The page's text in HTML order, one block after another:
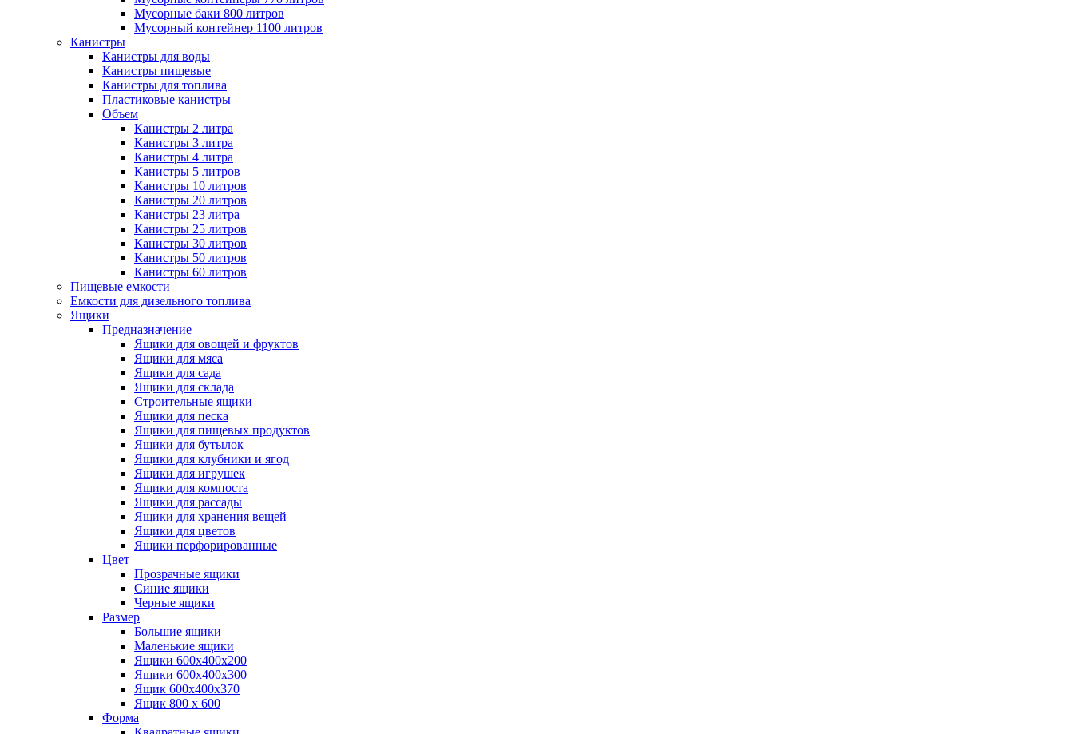
Мусорные баки 800 литров
Мусорный контейнер 1100 литров
Канистры
Канистры для воды
Канистры пищевые
Канистры для топлива
Пластиковые канистры
Объем
Канистры 2 литра
Канистры 3 литра
Канистры 4 литра
Канистры 5 литров
Канистры 10 литров
Канистры 20 литров
Канистры 23 литра
Канистры 25 литров
Канистры 30 литров
Канистры 50 литров
Канистры 60 литров
Пищевые емкости
Емкости для дизельного топлива
Ящики
Предназначение
Ящики для овощей и фруктов
Ящики для мяса
Ящики для сада
Ящики для склада
Строительные ящики
Ящики для песка
Ящики для пищевых продуктов
Ящики для бутылок
Ящики для клубники и ягод
Ящики для игрушек
Ящики для компоста
Ящики для рассады
Ящики для хранения вещей
Ящики для цветов
Ящики перфорированные
Цвет
Прозрачные ящики
Синие ящики
Черные ящики
Размер
Большие ящики
Маленькие ящики
Ящики 600х400х200
Ящики 600х400х300
Ящик 600х400х370
Ящик 800 х 600
Форма